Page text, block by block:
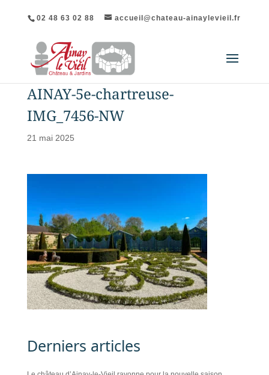
02 48 63 02 88 accueil@chateau-ainaylevieil.fr
AINAY-5e-chartreuse-
IMG_7456-NW
21 mai 2025
Derniers articles